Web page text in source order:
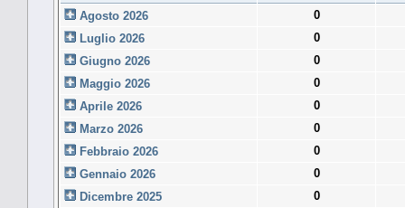
Agosto 2026
0
Luglio 2026
0
Giugno 2026
0
Maggio 2026
0
Aprile 2026
0
Marzo 2026
0
Febbraio 2026
0
Gennaio 2026
0
Dicembre 2025
0